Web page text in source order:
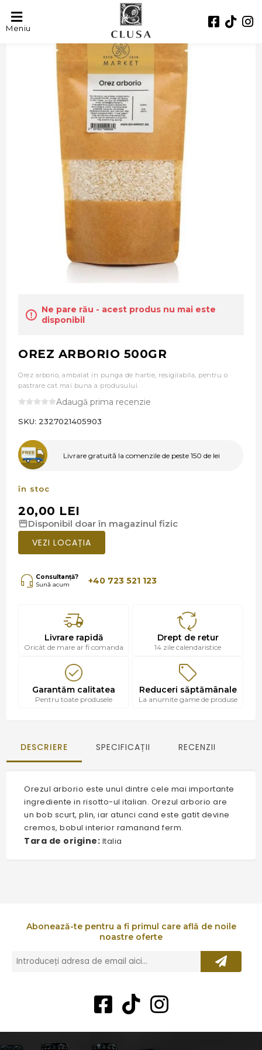
Meniu
Ne pare rău - acest produs nu mai este
disponibil
OREZ ARBORIO 500GR
Orez arborio, ambalat in punga de hartie, resigilabila, pentru o
pastrare cat mai buna a produsului.
Adaugă prima recenzie
SKU: 2327021405903
Livrare gratuită la comenzile de peste 150 de lei
în stoc
20,00 LEI
Disponibil doar în magazinul fizic
VEZI LOCAȚIA
Consultanță?
Sună acum
+40 723 521 123
Livrare rapidă
Oricât de mare ar fi comanda
Drept de retur
14 zile calendaristice
Garantăm calitatea
Pentru toate produsele
Reduceri săptămânale
La anumite game de produse
DESCRIERE SPECIFICAȚII RECENZII
Orezul arborio este unul dintre cele mai importante
ingrediente in risotto-ul italian. Orezul arborio are
un bob scurt, plin, iar atunci cand este gatit devine
cremos, bobul interior ramanand ferm.
Tara de origine: Italia
Abonează-te pentru a fi primul care află de noile
noastre oferte